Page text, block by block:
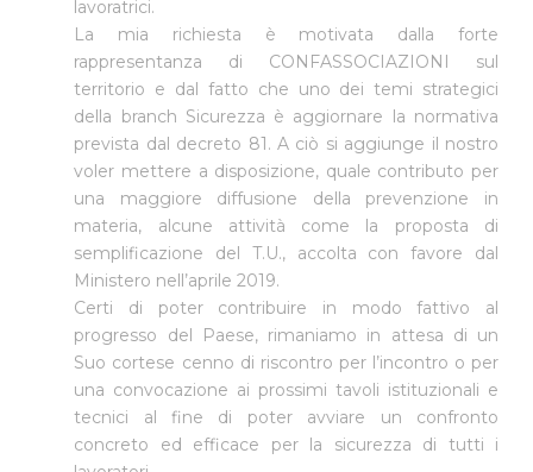
lavoratrici.
La mia richiesta è motivata dalla forte
rappresentanza di CONFASSOCIAZIONI sul
territorio e dal fatto che uno dei temi strategici
della branch Sicurezza è aggiornare la normativa
prevista dal decreto 81. A ciò si aggiunge il nostro
voler mettere a disposizione, quale contributo per
una maggiore diffusione della prevenzione in
materia, alcune attività come la proposta di
semplificazione del T.U., accolta con favore dal
Ministero nell’aprile 2019.
Certi di poter contribuire in modo fattivo al
progresso del Paese, rimaniamo in attesa di un
Suo cortese cenno di riscontro per l’incontro o per
una convocazione ai prossimi tavoli istituzionali e
tecnici al fine di poter avviare un confronto
concreto ed efficace per la sicurezza di tutti i